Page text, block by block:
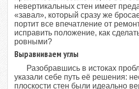
невертикальных стен имеет
«завал», который сразу же
портит все впечатление от
исправить положение, как
ровными?
Выравниваем углы
Разобравшись в истоках
указали себе путь её решения:
плоскости стен были идеально